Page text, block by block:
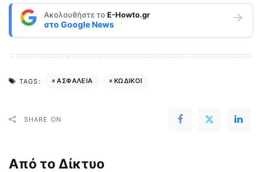
Ακολουθήστε τοE-Howto.gr
στο Google News
TAGS: ΑΣΦΑΛΕΙΑ ΚΩΔΙΚΟΙ
SHARE ON
Από το Δίκτυο